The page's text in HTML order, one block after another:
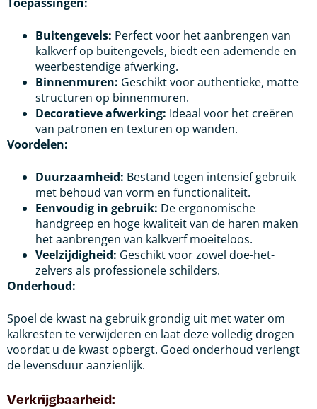
Buitengevels: Perfect voor het aanbrengen van
kalkverf op buitengevels, biedt een ademende en
weerbestendige afwerking.
Binnenmuren: Geschikt voor authentieke, matte
structuren op binnenmuren.
Decoratieve afwerking: Ideaal voor het creëren
van patronen en texturen op wanden.
Voordelen:
Duurzaamheid: Bestand tegen intensief gebruik
met behoud van vorm en functionaliteit.
Eenvoudig in gebruik: De ergonomische
handgreep en hoge kwaliteit van de haren maken
het aanbrengen van kalkverf moeiteloos.
Veelzijdigheid: Geschikt voor zowel doe-het-
zelvers als professionele schilders.
Onderhoud:
Spoel de kwast na gebruik grondig uit met water om
kalkresten te verwijderen en laat deze volledig drogen
voordat u de kwast opbergt. Goed onderhoud verlengt
de levensduur aanzienlijk.
Verkrijgbaarheid: